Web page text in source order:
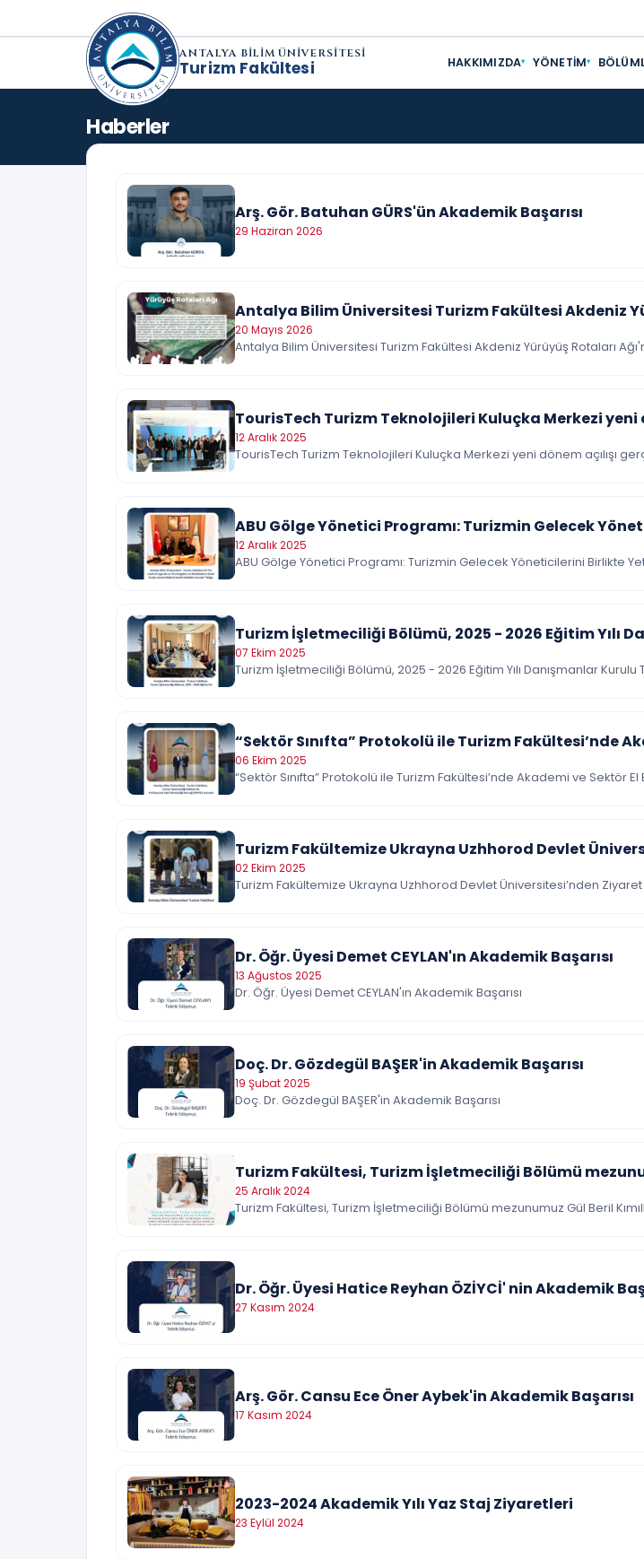
ANTALYA BİLİM ÜNİVERSİTESİ
Turizm Fakültesi HAKKIMIZDA▾ YÖNETIM▾
Haberler
Arş. Gör. Batuhan GÜRS'ün Akademik Başarısı
29 Haziran 2026
Antalya Bilim Üniversitesi Turizm Fakültesi Akdeniz
20 Mayıs 2026
Antalya Bilim Üniversitesi Turizm Fakültesi Akdeniz Yürüyüş Rotaları
TourisTech Turizm Teknolojileri Kuluçka Merkezi yeni
12 Aralık 2025
TourisTech Turizm Teknolojileri Kuluçka Merkezi yeni dönem açılışı
ABU Gölge Yönetici Programı: Turizmin Gelecek
12 Aralık 2025
ABU Gölge Yönetici Programı: Turizmin Gelecek Yöneticilerini Birlikte
Turizm İşletmeciliği Bölümü, 2025 - 2026 Eğitim Yılı
07 Ekim 2025
Turizm İşletmeciliği Bölümü, 2025 - 2026 Eğitim Yılı Danışmanlar Kurulu
“Sektör Sınıfta” Protokolü ile Turizm Fakültesi’nde
06 Ekim 2025
“Sektör Sınıfta” Protokolü ile Turizm Fakültesi’nde Akademi ve Sektör El
Turizm Fakültemize Ukrayna Uzhhorod Devlet
02 Ekim 2025
Turizm Fakültemize Ukrayna Uzhhorod Devlet Üniversitesi’nden Ziyaret
Dr. Öğr. Üyesi Demet CEYLAN'ın Akademik Başarısı
13 Ağustos 2025
Dr. Öğr. Üyesi Demet CEYLAN'ın Akademik Başarısı
Doç. Dr. Gözdegül BAŞER'in Akademik Başarısı
19 Şubat 2025
Doç. Dr. Gözdegül BAŞER'in Akademik Başarısı
Turizm Fakültesi, Turizm İşletmeciliği Bölümü
25 Aralık 2024
Turizm Fakültesi, Turizm İşletmeciliği Bölümü mezunumuz Gül Beril
Dr. Öğr. Üyesi Hatice Reyhan ÖZİYCİ' nin Akademik
27 Kasım 2024
Arş. Gör. Cansu Ece Öner Aybek'in Akademik Başarısı
17 Kasım 2024
2023-2024 Akademik Yılı Yaz Staj Ziyaretleri
23 Eylül 2024